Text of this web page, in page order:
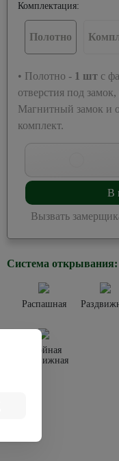
Комплектация:
Полотно
• Полотно - 1 шт с
отверстия под
Магнитный замок и
комплект.
В
Вызвать
Система открывания:
Распашная
Двойная
раздвижная